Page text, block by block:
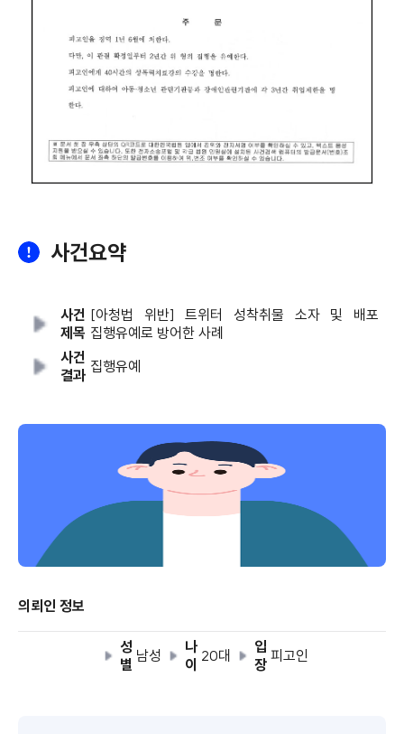
사건요약
사건
제목
[아청법 위반] 트위터 성착취물 소자 및 배포
집행유예로 방어한 사례
사건
결과 집행유예
의뢰인 정보
성
별 남성
나
이 20대
입
장 피고인